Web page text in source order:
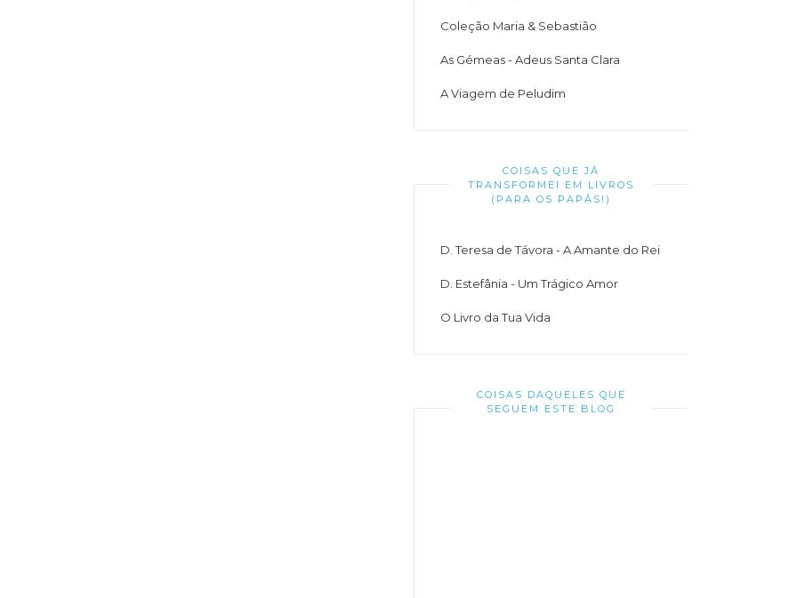
Coleção Maria & Sebastião
As Gémeas - Adeus Santa Clara
A Viagem de Peludim
COISAS QUE JÁ
TRANSFORMEI EM LIVROS
(PARA OS PAPÁS!)
D. Teresa de Távora - A Amante do Rei
D. Estefânia - Um Trágico Amor
O Livro da Tua Vida
COISAS DAQUELES QUE
SEGUEM ESTE BLOG